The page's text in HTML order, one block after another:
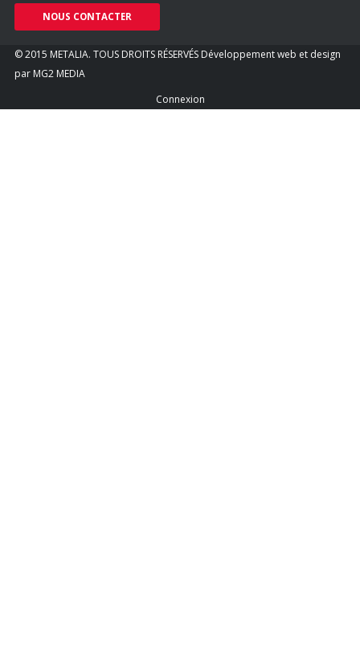
NOUS CONTACTER
© 2015 METALIA. TOUS DROITS RÉSERVÉS Développement web et design
par MG2 MEDIA
Connexion